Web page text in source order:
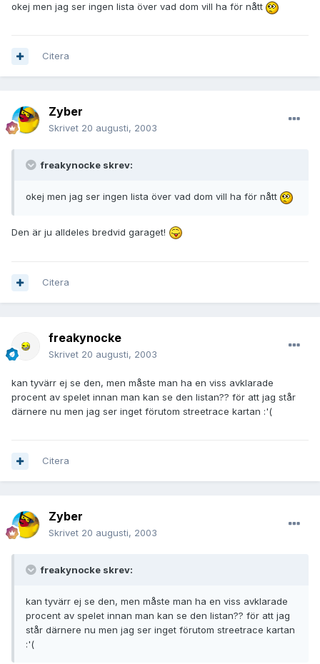
okej men jag ser ingen lista över vad dom vill ha för nått
Citera
Zyber
Skrivet 20 augusti, 2003
freakynocke skrev:
okej men jag ser ingen lista över vad dom vill ha för nått
Den är ju alldeles bredvid garaget!
Citera
freakynocke
Skrivet 20 augusti, 2003
kan tyvärr ej se den, men måste man ha en viss avklarade
procent av spelet innan man kan se den listan?? för att jag står
därnere nu men jag ser inget förutom streetrace kartan :'(
Citera
Zyber
Skrivet 20 augusti, 2003
freakynocke skrev:
kan tyvärr ej se den, men måste man ha en viss avklarade
procent av spelet innan man kan se den listan?? för att jag
står därnere nu men jag ser inget förutom streetrace kartan
:'(